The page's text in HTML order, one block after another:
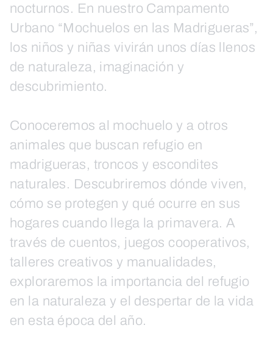
nocturnos. En nuestro Campamento
Urbano “Mochuelos en las Madrigueras”,
los niños y niñas vivirán unos días llenos
de naturaleza, imaginación y
descubrimiento.
Conoceremos al mochuelo y a otros
animales que buscan refugio en
madrigueras, troncos y escondites
naturales. Descubriremos dónde viven,
cómo se protegen y qué ocurre en sus
hogares cuando llega la primavera. A
través de cuentos, juegos cooperativos,
talleres creativos y manualidades,
exploraremos la importancia del refugio
en la naturaleza y el despertar de la vida
en esta época del año.